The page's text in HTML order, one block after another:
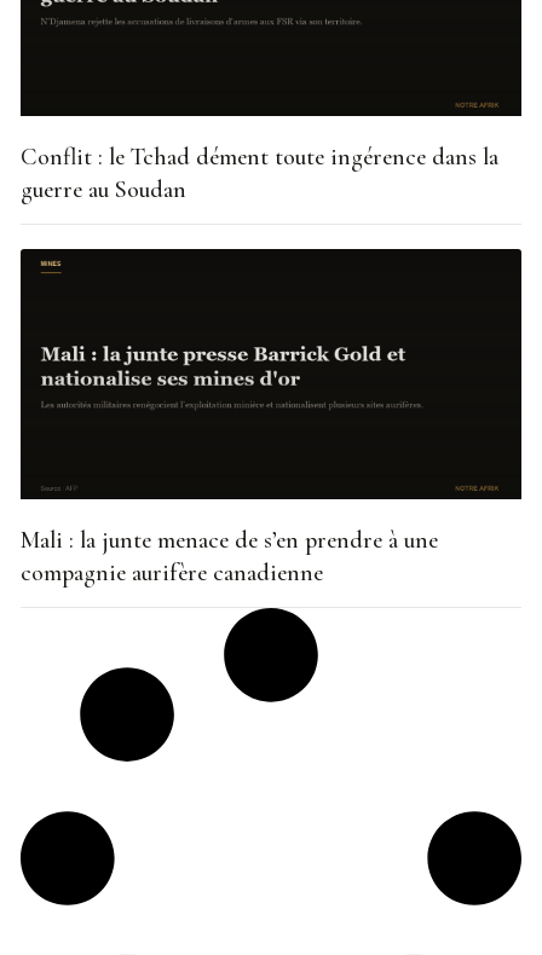
Conflit : le Tchad dément toute ingérence dans la
guerre au Soudan
Mali : la junte menace de s’en prendre à une
compagnie aurifère canadienne